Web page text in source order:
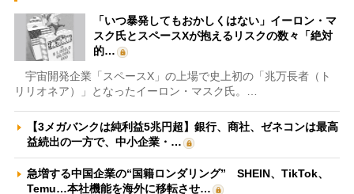
「いつ暴発してもおかしくはない」イーロン・マ
スク氏とスペースXが抱えるリスクの数々「絶対
的…
宇宙開発企業「スペースX」の上場で史上初の「兆万長者（ト
リリオネア）」となったイーロン・マスク氏。…
【3メガバンクは純利益5兆円超】銀行、商社、ゼネコンは最高
益続出の一方で、中小企業・…
急増する中国企業の“国籍ロンダリング” SHEIN、TikTok、
Temu…本社機能を海外に移転させ…